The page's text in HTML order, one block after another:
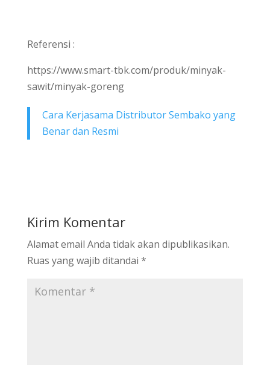
Referensi :
https://www.smart-tbk.com/produk/minyak-
sawit/minyak-goreng
Cara Kerjasama Distributor Sembako yang
Benar dan Resmi
Kirim Komentar
Alamat email Anda tidak akan dipublikasikan.
Ruas yang wajib ditandai *